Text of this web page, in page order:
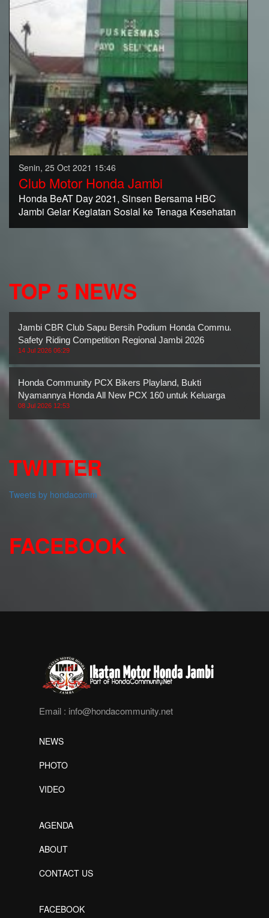
Senin, 25 Oct 2021 15:46
Club Motor Honda Jambi
Honda BeAT Day 2021, Sinsen Bersama HBC
Jambi Gelar Kegiatan Sosial ke Tenaga Kesehatan
TOP 5 NEWS
Jambi CBR Club Sapu Bersih Podium Honda Community
Safety Riding Competition Regional Jambi 2026
14 Jul 2026 06:29
Honda Community PCX Bikers Playland, Bukti
Nyamannya Honda All New PCX 160 untuk Keluarga
08 Jul 2026 12:53
TWITTER
Tweets by hondacomm
FACEBOOK
Email : info@hondacommunity.net
NEWS
PHOTO
VIDEO
AGENDA
ABOUT
CONTACT US
FACEBOOK